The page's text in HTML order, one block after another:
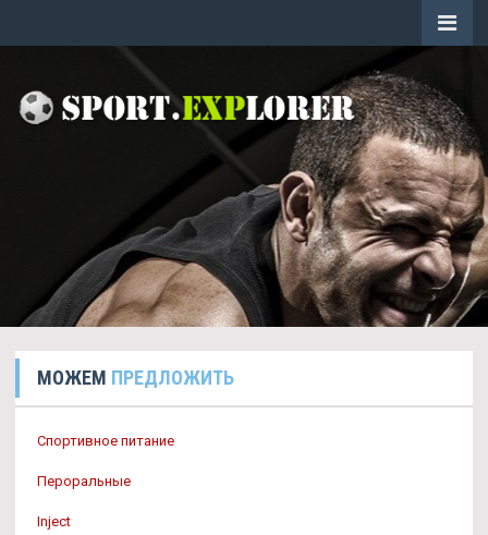
МОЖЕМ ПРЕДЛОЖИТЬ
Спортивное питание
Пероральные
Inject